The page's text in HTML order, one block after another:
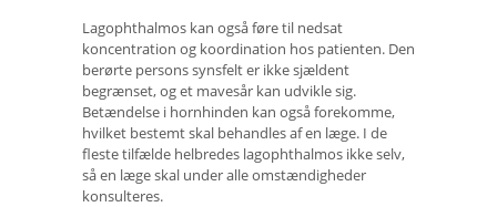
Lagophthalmos kan også føre til nedsat
koncentration og koordination hos patienten. Den
berørte persons synsfelt er ikke sjældent
begrænset, og et mavesår kan udvikle sig.
Betændelse i hornhinden kan også forekomme,
hvilket bestemt skal behandles af en læge. I de
fleste tilfælde helbredes lagophthalmos ikke selv,
så en læge skal under alle omstændigheder
konsulteres.